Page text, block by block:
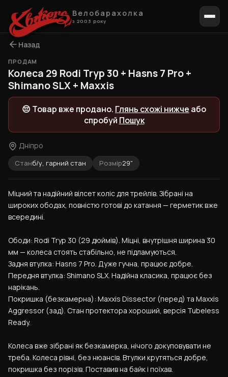
Велобарахолка
з 2003 року
Назад
ПРОДАМ
Колеса 29 Rodi Tryp 30 + Hasns 7 Pro +
Shimano SLX + Maxxis
😔 Товар вже продано. Глянь схожі нижче або
спробуй Пошук
Дніпро
Станб/у, гарний стан Розмір29"
Міцний та надійний вілсет коліс для трейлів. Зібрані на
широких ободах, повністю готові до катання — герметик вже
всередині.
Ободи: Rodi Tryp 30 (29 дюймів). Міцні, внутрішня ширина 30
мм — колеса стоять стабільно, не підламуються.
Задня втулка: Hasns 7 Pro. Дуже гучна, працює добре.
Передня втулка: Shimano SLX. Надійна класика, працює без
нарікань.
Покришка (безкамерна): Maxxis Dissector (перед) та Maxxis
Aggressor (зад). Стан протектора хороший, версія Tubeless
Ready.
Колеса вже зібрані як безкамерка, нічого докуповувати не
треба. Колеса рівні, без нюансів. Втулки крутяться добре,
покришка без порізів. Поставив на байк і поїхав.